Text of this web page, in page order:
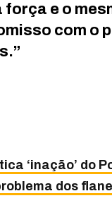
força e o
com o
‘inação’ do
dos